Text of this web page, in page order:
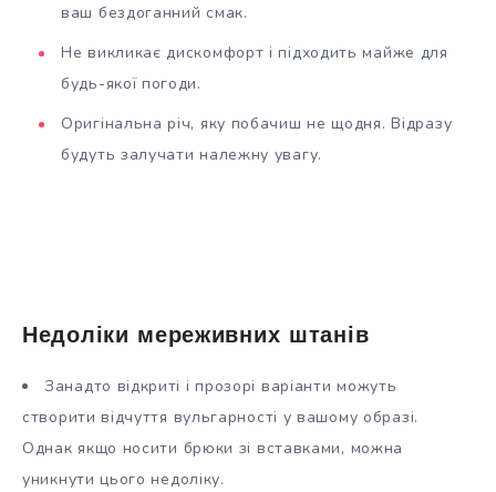
ваш бездоганний смак.
Не викликає дискомфорт і підходить майже для
будь-якої погоди.
Оригінальна річ, яку побачиш не щодня. Відразу
будуть залучати належну увагу.
Недоліки мереживних штанів
Занадто відкриті і прозорі варіанти можуть
створити відчуття вульгарності у вашому образі.
Однак якщо носити брюки зі вставками, можна
уникнути цього недоліку.